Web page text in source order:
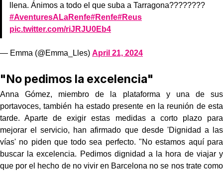
llena. Ánimos a todo el que suba a Tarragona????????
#AventuresALaRenfe#Renfe#Reus
pic.twitter.com/riJRJU0Eb4
— Emma (@Emma_Lles) April 21, 2024
"No pedimos la excelencia"
Anna Gómez, miembro de la plataforma y una de sus
portavoces, también ha estado presente en la reunión de esta
tarde. Aparte de exigir estas medidas a corto plazo para
mejorar el servicio, han afirmado que desde 'Dignidad a las
vías' no piden que todo sea perfecto. "No estamos aquí para
buscar la excelencia. Pedimos dignidad a la hora de viajar y
que por el hecho de no vivir en Barcelona no se nos trate como